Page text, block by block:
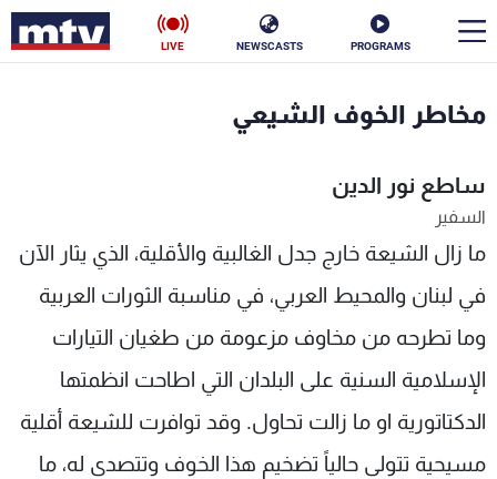
PROGRAMS
NEWSCASTS
LIVE
مخاطر الخوف الشيعي
ساطع نور الدين
السفير
ما زال الشيعة خارج جدل الغالبية والأقلية، الذي يثار الآن
في لبنان والمحيط العربي، في مناسبة الثورات العربية
وما تطرحه من مخاوف مزعومة من طغيان التيارات
الإسلامية السنية على البلدان التي اطاحت انظمتها
الدكتاتورية او ما زالت تحاول. وقد توافرت للشيعة أقلية
مسيحية تتولى حالياً تضخيم هذا الخوف وتتصدى له، ما
سياسة
إقتصاد فن
منوعات رياضة
البرامج